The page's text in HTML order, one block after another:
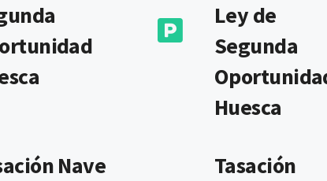
Ley de
Segunda
Huesca
Nave
Tasación